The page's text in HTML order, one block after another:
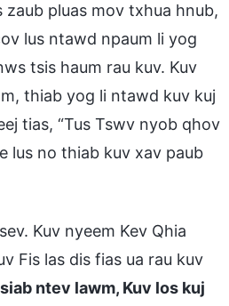
pluas mov txhua hnub,
lus ntawd npaum li yog
tsis haum rau kuv. Kuv
thiab yog li ntawd kuv kuj
tias, “Tus Tswv nyob qhov
lus no thiab kuv xav paub
Kuv nyeem Kev Qhia
Fis las dis fias ua rau kuv
ntev lawm, Kuv los kuj